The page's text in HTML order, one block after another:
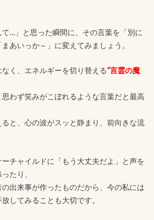
…」と思った瞬間に、その言葉を「別に
あいっか～」に変えてみましょう。
く、エネルギーを切り替える“言霊の魔
わず笑みがこぼれるような言葉だと最高
と、心の波がスッと静まり、前向きな流
チャイルドに「もう大丈夫だよ」と声を
たり、
の出来事が作ったものだから、今の私には
してみることも大切です。